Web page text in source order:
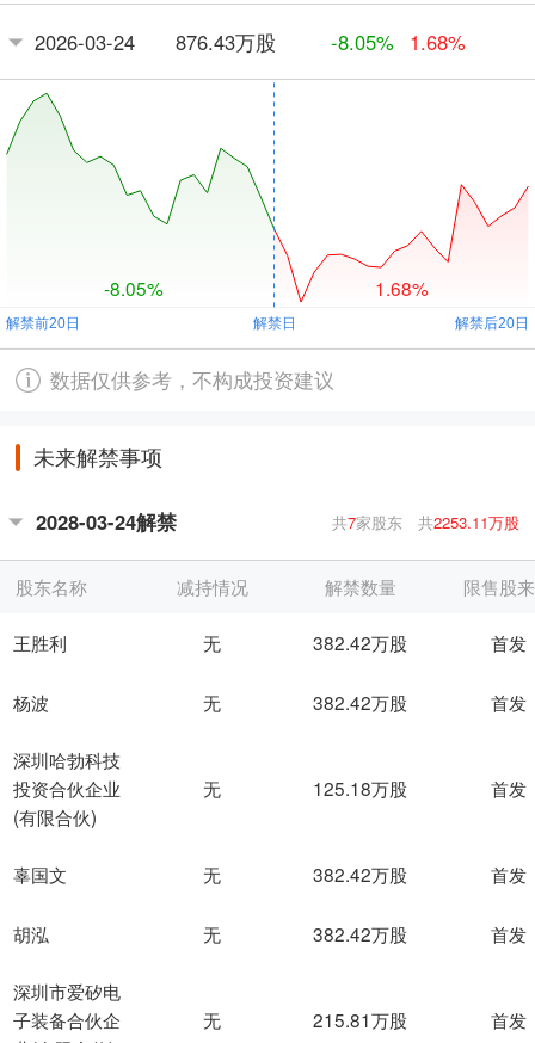
2026-03-24 876.43万股 -8.05% 1.68%
-8.05% 1.68%
数据仅供参考，不构成投资建议
未来解禁事项
2028-03-24解禁 共2253.11万股
共7家股东
股东名称
王胜利
杨波
深圳哈勃科技
投资合伙企业
(有限合伙)
辜国文
胡泓
深圳市爱矽电
子装备合伙企
减持情况 解禁数量 限售股
无 382.42万股 首发
无 382.42万股 首发
无 125.18万股 首发
无 382.42万股 首发
无 382.42万股 首发
无 215.81万股 首发